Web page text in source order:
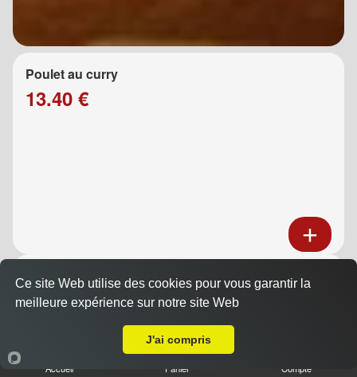
Poulet au curry
13.40 €
Poulet au caramel
13.40 €
Accueil Panier Compte
Ce site Web utilise des cookies pour vous garantir la
meilleure expérience sur notre site Web
J'ai compris